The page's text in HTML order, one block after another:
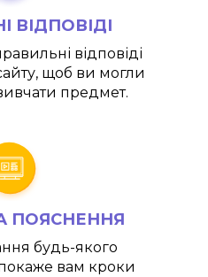
ВІДПОВІДІ
відповіді
щоб ви могли
предмет.
ПОЯСНЕННЯ
будь-якого
вам кроки